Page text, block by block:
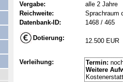
Vergabe:
alle 2 Jahre
Reichweite:
Sprachraum
Datenbank-ID:
1468 / 465
Dotierung: 12.500 EUR
Verleihung: Termin:
Weitere